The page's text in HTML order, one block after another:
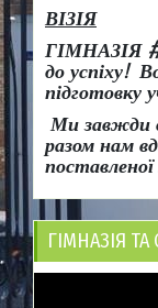
ВІЗІЯ
ГІМНАЗІЯ
до успіху!
підготовку
Ми завжди
разом нам
ГІМНАЗІЯ